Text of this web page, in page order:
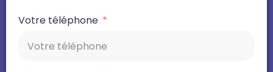
Votre téléphone